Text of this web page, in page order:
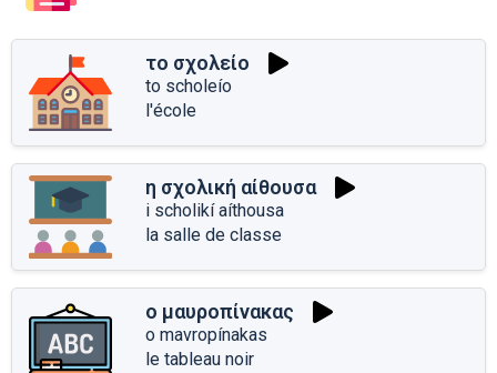
το σχολείο
to scholeío
l'école
η σχολική αίθουσα
i scholikí aíthousa
la salle de classe
ο μαυροπίνακας
o mavropínakas
le tableau noir